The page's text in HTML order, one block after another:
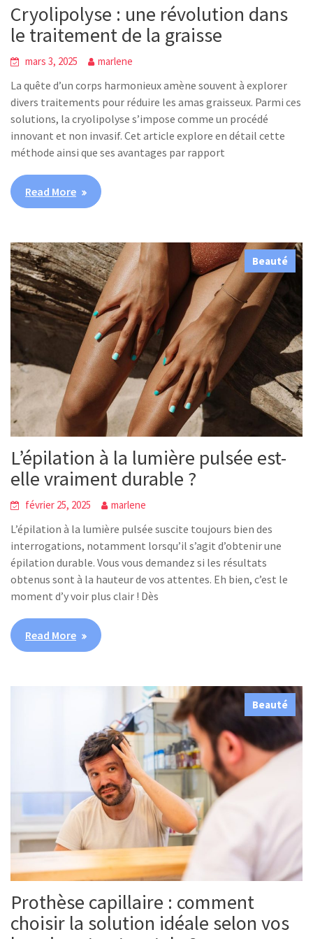
Cryolipolyse : une révolution dans
le traitement de la graisse
mars 3, 2025 marlene
La quête d’un corps harmonieux amène souvent à explorer
divers traitements pour réduire les amas graisseux. Parmi ces
solutions, la cryolipolyse s’impose comme un procédé
innovant et non invasif. Cet article explore en détail cette
méthode ainsi que ses avantages par rapport
Read More
Beauté
L’épilation à la lumière pulsée est-
elle vraiment durable ?
février 25, 2025 marlene
L’épilation à la lumière pulsée suscite toujours bien des
interrogations, notamment lorsqu’il s’agit d’obtenir une
épilation durable. Vous vous demandez si les résultats
obtenus sont à la hauteur de vos attentes. Eh bien, c’est le
moment d’y voir plus clair ! Dès
Read More
Beauté
Prothèse capillaire : comment
choisir la solution idéale selon vos